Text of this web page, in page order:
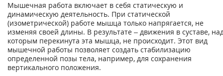
Мышечная работа включает в себя статическую и
динамическую деятельность. При статической
(изометрической) работе мышца только напрягается, не
изменяя своей длины. В результате – движения в суставе,
которым перекинута эта мышца, не происходит. Этот вид
мышечной работы позволяет создать стабилизацию
определенной позы тела, например, для сохранения
вертикального положения.